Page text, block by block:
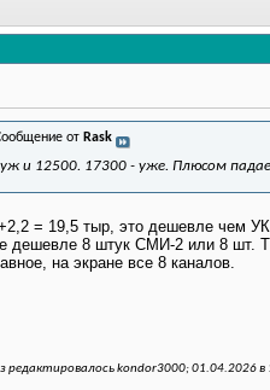
от Rask
и 12500. 17300 - уже. Плюсом
= 19,5 тыр, это дешевле чем
дешевле 8 штук СМИ-2 или 8 шт.
на экране все 8 каналов.
редактировалось kondor3000; 01.04.2026 в